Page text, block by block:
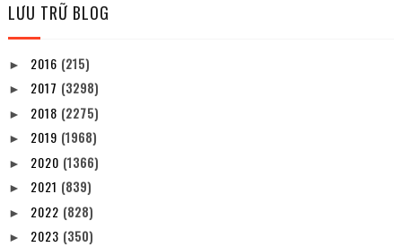
LƯU TRỮ BLOG
► 2016 (215)
► 2017 (3298)
► 2018 (2275)
► 2019 (1968)
► 2020 (1366)
► 2021 (839)
► 2022 (828)
► 2023 (350)